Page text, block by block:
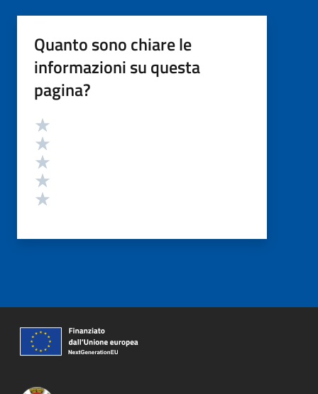
Quanto sono chiare le
informazioni su questa
pagina?
Valutazione